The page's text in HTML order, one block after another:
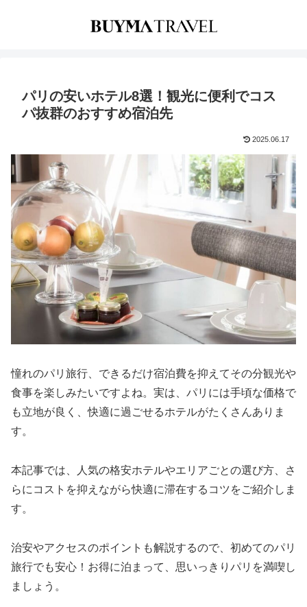
パリの安いホテル8選！観光に便利でコス
パ抜群のおすすめ宿泊先
2025.06.17
憧れのパリ旅行、できるだけ宿泊費を抑えてその分観光や
食事を楽しみたいですよね。実は、パリには手頃な価格で
も立地が良く、快適に過ごせるホテルがたくさんありま
す。
本記事では、人気の格安ホテルやエリアごとの選び方、さ
らにコストを抑えながら快適に滞在するコツをご紹介しま
す。
治安やアクセスのポイントも解説するので、初めてのパリ
旅行でも安心！お得に泊まって、思いっきりパリを満喫し
ましょう。